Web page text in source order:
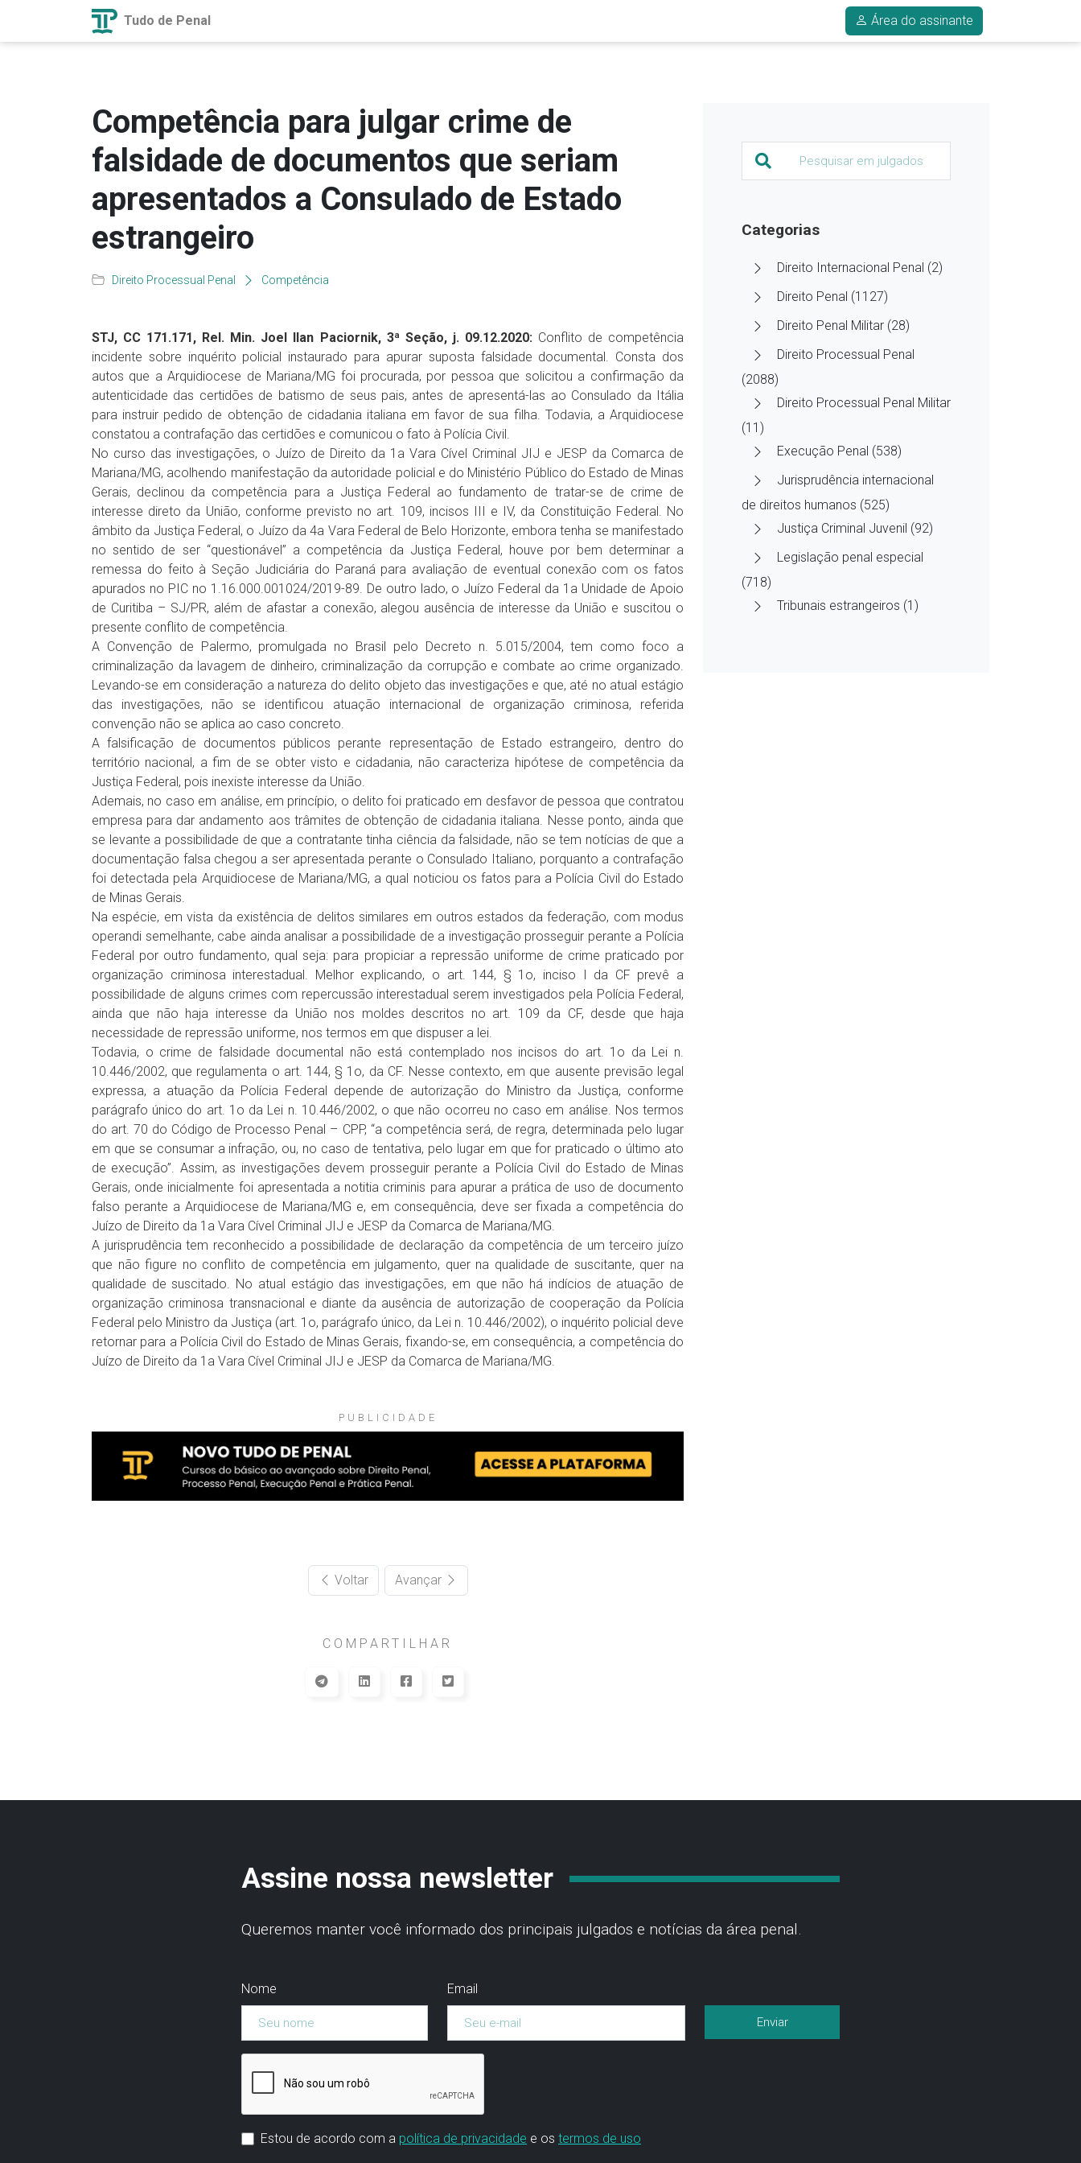
Tudo de Penal Área do assinante
Competência para julgar crime de
falsidade de documentos que seriam
apresentados a Consulado de Estado
estrangeiro
Direito Processual Penal Competência
STJ, CC 171.171, Rel. Min. Joel Ilan Paciornik, 3ª Seção, j. 09.12.2020: Conflito de competência
incidente sobre inquérito policial instaurado para apurar suposta falsidade documental. Consta dos
autos que a Arquidiocese de Mariana/MG foi procurada, por pessoa que solicitou a confirmação da
autenticidade das certidões de batismo de seus pais, antes de apresentá-las ao Consulado da Itália
para instruir pedido de obtenção de cidadania italiana em favor de sua filha. Todavia, a Arquidiocese
constatou a contrafação das certidões e comunicou o fato à Polícia Civil.
No curso das investigações, o Juízo de Direito da 1a Vara Cível Criminal JIJ e JESP da Comarca de
Mariana/MG, acolhendo manifestação da autoridade policial e do Ministério Público do Estado de Minas
Gerais, declinou da competência para a Justiça Federal ao fundamento de tratar-se de crime de
interesse direto da União, conforme previsto no art. 109, incisos III e IV, da Constituição Federal. No
âmbito da Justiça Federal, o Juízo da 4a Vara Federal de Belo Horizonte, embora tenha se manifestado
no sentido de ser “questionável” a competência da Justiça Federal, houve por bem determinar a
remessa do feito à Seção Judiciária do Paraná para avaliação de eventual conexão com os fatos
apurados no PIC no 1.16.000.001024/2019-89. De outro lado, o Juízo Federal da 1a Unidade de Apoio
de Curitiba – SJ/PR, além de afastar a conexão, alegou ausência de interesse da União e suscitou o
presente conflito de competência.
A Convenção de Palermo, promulgada no Brasil pelo Decreto n. 5.015/2004, tem como foco a
criminalização da lavagem de dinheiro, criminalização da corrupção e combate ao crime organizado.
Levando-se em consideração a natureza do delito objeto das investigações e que, até no atual estágio
das investigações, não se identificou atuação internacional de organização criminosa, referida
convenção não se aplica ao caso concreto.
A falsificação de documentos públicos perante representação de Estado estrangeiro, dentro do
território nacional, a fim de se obter visto e cidadania, não caracteriza hipótese de competência da
Justiça Federal, pois inexiste interesse da União.
Ademais, no caso em análise, em princípio, o delito foi praticado em desfavor de pessoa que contratou
empresa para dar andamento aos trâmites de obtenção de cidadania italiana. Nesse ponto, ainda que
se levante a possibilidade de que a contratante tinha ciência da falsidade, não se tem notícias de que a
documentação falsa chegou a ser apresentada perante o Consulado Italiano, porquanto a contrafação
foi detectada pela Arquidiocese de Mariana/MG, a qual noticiou os fatos para a Polícia Civil do Estado
de Minas Gerais.
Na espécie, em vista da existência de delitos similares em outros estados da federação, com modus
operandi semelhante, cabe ainda analisar a possibilidade de a investigação prosseguir perante a Polícia
Federal por outro fundamento, qual seja: para propiciar a repressão uniforme de crime praticado por
organização criminosa interestadual. Melhor explicando, o art. 144, § 1o, inciso I da CF prevê a
possibilidade de alguns crimes com repercussão interestadual serem investigados pela Polícia Federal,
ainda que não haja interesse da União nos moldes descritos no art. 109 da CF, desde que haja
necessidade de repressão uniforme, nos termos em que dispuser a lei.
Todavia, o crime de falsidade documental não está contemplado nos incisos do art. 1o da Lei n.
10.446/2002, que regulamenta o art. 144, § 1o, da CF. Nesse contexto, em que ausente previsão legal
expressa, a atuação da Polícia Federal depende de autorização do Ministro da Justiça, conforme
parágrafo único do art. 1o da Lei n. 10.446/2002, o que não ocorreu no caso em análise. Nos termos
do art. 70 do Código de Processo Penal – CPP, “a competência será, de regra, determinada pelo lugar
em que se consumar a infração, ou, no caso de tentativa, pelo lugar em que for praticado o último ato
de execução”. Assim, as investigações devem prosseguir perante a Polícia Civil do Estado de Minas
Gerais, onde inicialmente foi apresentada a notitia criminis para apurar a prática de uso de documento
falso perante a Arquidiocese de Mariana/MG e, em consequência, deve ser fixada a competência do
Juízo de Direito da 1a Vara Cível Criminal JIJ e JESP da Comarca de Mariana/MG.
A jurisprudência tem reconhecido a possibilidade de declaração da competência de um terceiro juízo
que não figure no conflito de competência em julgamento, quer na qualidade de suscitante, quer na
qualidade de suscitado. No atual estágio das investigações, em que não há indícios de atuação de
organização criminosa transnacional e diante da ausência de autorização de cooperação da Polícia
Federal pelo Ministro da Justiça (art. 1o, parágrafo único, da Lei n. 10.446/2002), o inquérito policial deve
retornar para a Polícia Civil do Estado de Minas Gerais, fixando-se, em consequência, a competência do
Juízo de Direito da 1a Vara Cível Criminal JIJ e JESP da Comarca de Mariana/MG.
PUBLICIDADE
Voltar Avançar
COMPARTILHAR
Categorias
Direito Internacional Penal (2)
Direito Penal (1127)
Direito Penal Militar (28)
Direito Processual Penal
(2088)
Direito Processual Penal Militar
(11)
Execução Penal (538)
Jurisprudência internacional
de direitos humanos (525)
Justiça Criminal Juvenil (92)
Legislação penal especial
(718)
Tribunais estrangeiros (1)
Assine nossa newsletter
Queremos manter você informado dos principais julgados e notícias da área penal.
Nome Email
Estou de acordo com a política de privacidade e os termos de uso